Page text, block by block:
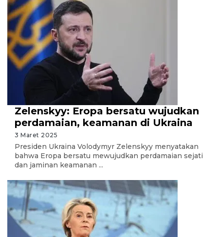
Zelenskyy: Eropa bersatu wujudkan
perdamaian, keamanan di Ukraina
3 Maret 2025
Presiden Ukraina Volodymyr Zelenskyy menyatakan
bahwa Eropa bersatu mewujudkan perdamaian sejati
dan jaminan keamanan ...